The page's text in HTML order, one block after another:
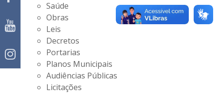
Saúde
Obras
Leis
Decretos
Portarias
Planos Municipais
Audiências Públicas
Licitações